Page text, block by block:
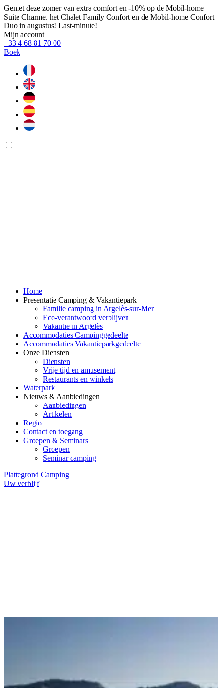
Geniet deze zomer van extra comfort en -10% op de Mobil-home
Suite Charme, het Chalet Family Confort en de Mobil-home Confort
Duo in augustus! Last-minute!
Mijn account
+33 4 68 81 70 00
Boek
Home
Presentatie Camping & Vakantiepark
Familie camping in Argelès-sur-Mer
Eco-verantwoord verblijven
Vakantie in Argelès
Accommodaties Campinggedeelte
Accommodaties Vakantieparkgedeelte
Onze Diensten
Diensten
Vrije tijd en amusement
Restaurants en winkels
Waterpark
Nieuws & Aanbiedingen
Aanbiedingen
Artikelen
Regio
Contact en toegang
Groepen & Seminars
Groepen
Seminar camping
Plattegrond Camping
Uw verblijf